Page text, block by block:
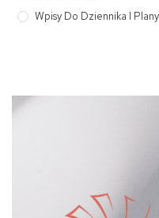
Wpisy Do Dziennika I